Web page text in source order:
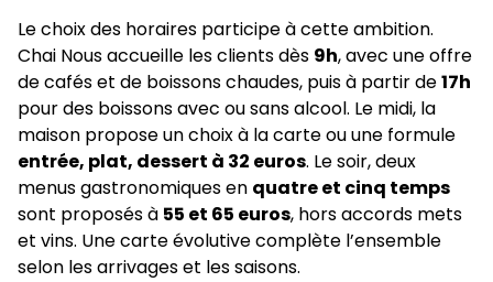
Le choix des horaires participe à cette ambition.
Chai Nous accueille les clients dès 9h, avec une offre
de cafés et de boissons chaudes, puis à partir de17h
pour des boissons avec ou sans alcool. Le midi, la
maison propose un choix à la carte ou une formule
entrée, plat, dessert à 32 euros. Le soir, deux
menus gastronomiques en quatre et cinq temps
sont proposés à 55 et 65 euros, hors accords mets
et vins. Une carte évolutive complète l’ensemble
selon les arrivages et les saisons.